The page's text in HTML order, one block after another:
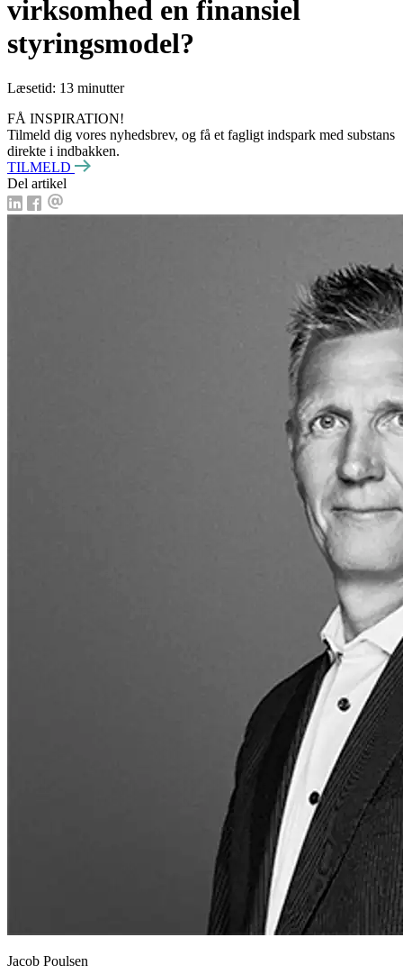
virksomhed en finansiel
styringsmodel?
Læsetid: 13 minutter
FÅ INSPIRATION!
Tilmeld dig vores nyhedsbrev, og få et fagligt indspark med substans
direkte i indbakken.
TILMELD
Del artikel
Jacob Poulsen